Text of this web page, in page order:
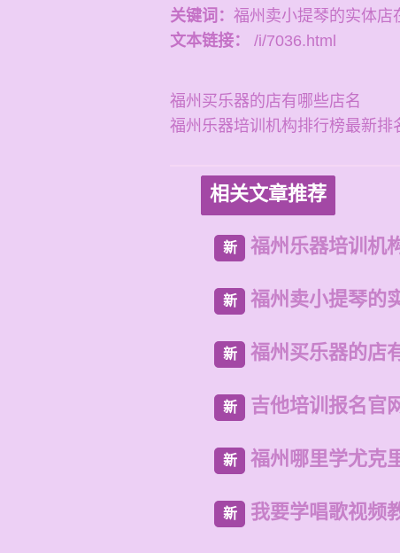
关键词： 福州卖小提琴的实体店
文本链接：
/i/7036.html
福州买乐器的店有哪些店名
福州乐器培训机构排行榜最新排
相关文章推荐
新 福州乐器培训机
新 福州卖小提琴的
新 福州买乐器的店
新 吉他培训报名官
新 福州哪里学尤克
新 我要学唱歌视频